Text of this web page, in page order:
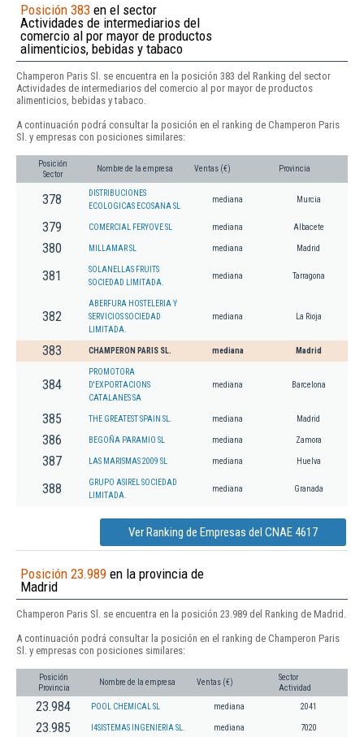
Posición 383 en el sector
Actividades de intermediarios del
comercio al por mayor de productos
alimenticios, bebidas y tabaco
Champeron Paris Sl. se encuentra en la posición 383 del Ranking del sector
Actividades de intermediarios del comercio al por mayor de productos
alimenticios, bebidas y tabaco.
A continuación podrá consultar la posición en el ranking de Champeron Paris
Sl. y empresas con posiciones similares:
Posición
Sector
Nombre de la empresa Ventas (€) Provincia
378
DISTRIBUCIONES
ECOLOGICAS ECOSANA SL
mediana Murcia
379 COMERCIAL FERYOVE SL mediana Albacete
380 MILLAMAR SL mediana Madrid
381
SOLANELLAS FRUITS
SOCIEDAD LIMITADA.
mediana Tarragona
382
ABERFURA HOSTELERIA Y
SERVICIOS SOCIEDAD
LIMITADA.
mediana La Rioja
383 CHAMPERON PARIS SL. mediana Madrid
384
PROMOTORA
D'EXPORTACIONS
CATALANES SA
mediana Barcelona
385 THE GREATEST SPAIN SL. mediana Madrid
386 BEGOÑA PARAMIO SL mediana Zamora
387 LAS MARISMAS 2009 SL mediana Huelva
388
GRUPO ASIREL SOCIEDAD
LIMITADA.
mediana Granada
Ver Ranking de Empresas del CNAE 4617
Posición 23.989 en la provincia de
Madrid
Champeron Paris Sl. se encuentra en la posición 23.989 del Ranking de Madrid.
A continuación podrá consultar la posición en el ranking de Champeron Paris
Sl. y empresas con posiciones similares:
Posición
Provincia
Nombre de la empresa Ventas (€)
Sector
Actividad
23.984 POOL CHEMICAL SL mediana 2041
23.985 I4SISTEMAS INGENIERIA SL. mediana 7020